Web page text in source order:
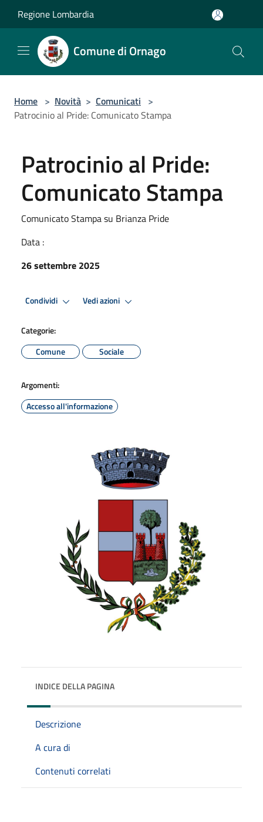
Regione Lombardia
Comune di Ornago
Home > Novità > Comunicati >
Patrocinio al Pride: Comunicato Stampa
Patrocinio al Pride:
Comunicato Stampa
Comunicato Stampa su Brianza Pride
Data :
26 settembre 2025
Condividi Vedi azioni
Categorie:
Comune
Sociale
Argomenti:
Accesso all'informazione
INDICE DELLA PAGINA
Descrizione
A cura di
Contenuti correlati